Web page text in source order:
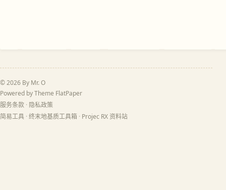
© 2026 By Mr. O
Powered by Theme FlatPaper
服务条款 · 隐私政策
简易工具 · 终末地基质工具箱 · Projec RX 资料站